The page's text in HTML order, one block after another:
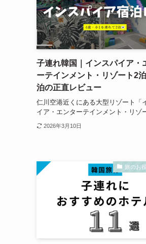
子連れ韓国｜インスパイア・
ーテインメント・リゾート2
泊の正直レビュー
仁川空港近くにある大型リゾート「
イア・エンターテインメント・リゾ
2026年3月10日
旅のお